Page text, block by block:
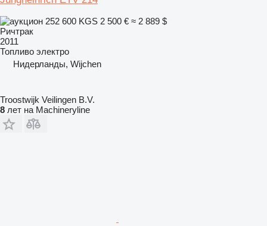
252 600 KGS 2 500 € ≈ 2 889 $
Ричтрак
2011
Топливо электро
Нидерланды, Wijchen
Troostwijk Veilingen B.V.
8 лет на Machineryline